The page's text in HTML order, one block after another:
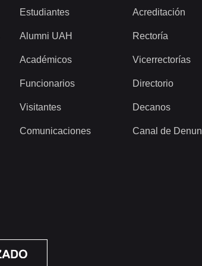
Estudiantes
Alumni UAH
Académicos
Funcionarios
Visitantes
Comunicaciones
Acreditación
Rectoría
Vicerrectorías
Directorio
Decanos
Canal de